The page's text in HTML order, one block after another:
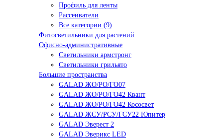
Профиль для ленты
Рассеиватели
Все категории (9)
Фитосветильники для растений
Офисно-административные
Светильники армстронг
Светильники грильято
Большие пространства
GALAD ЖО/РО/ГО07
GALAD ЖО/РО/ГО42 Квант
GALAD ЖО/РО/ГО42 Кососвет
GALAD ЖСУ/РСУ/ГСУ22 Юпитер
GALAD Эверест 2
GALAD Эверикс LED